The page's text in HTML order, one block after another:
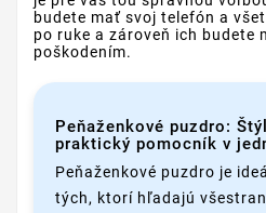
budete mať svoj telefón a
po ruke a zároveň ich budete
poškodením.
Peňaženkové puzdro:
praktický pomocník v
Peňaženkové puzdro je
tých, ktorí hľadajú